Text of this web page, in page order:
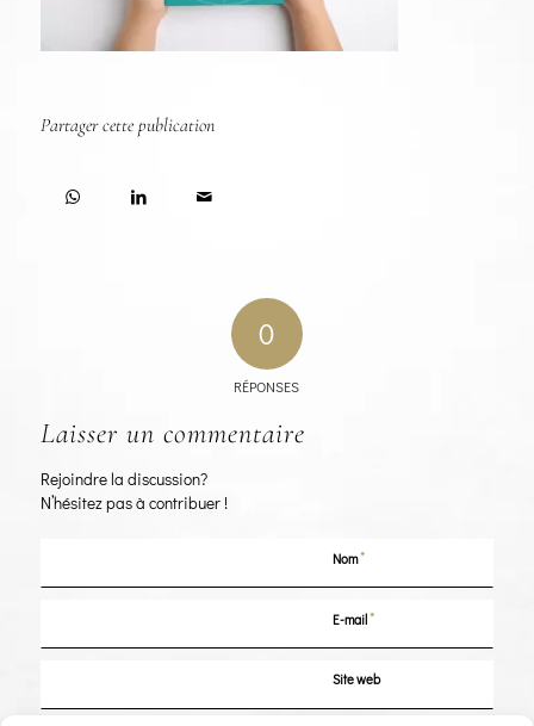
Partager cette publication
0
RÉPONSES
Laisser un commentaire
Rejoindre la discussion?
N’hésitez pas à contribuer !
Nom*
E-mail*
Site web